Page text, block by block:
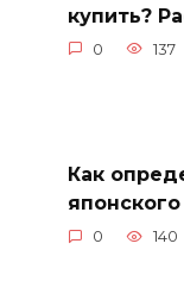
купить?
0 137
Как
0 140